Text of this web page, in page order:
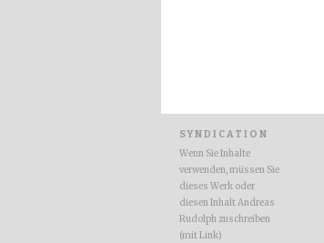
SYNDICATION
Wenn Sie Inhalte
verwenden, müssen Sie
dieses Werk oder
diesen Inhalt Andreas
Rudolph zuschreiben
(mit Link)